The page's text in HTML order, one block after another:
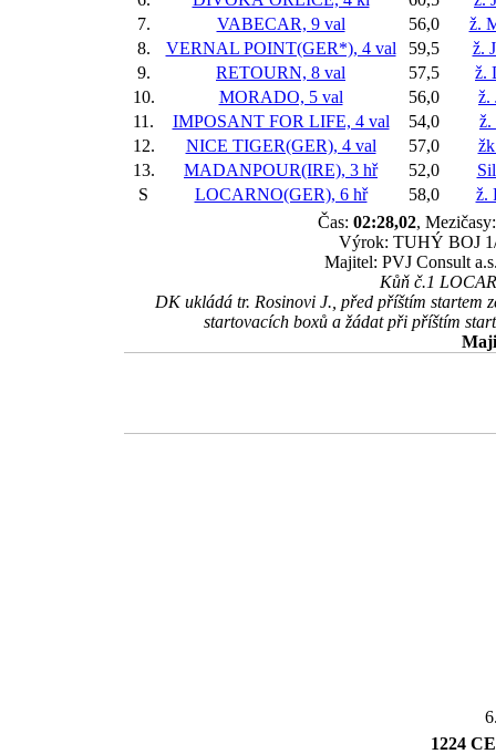
7.
VABECAR, 9 val 56,0
ž.
8.
VERNAL POINT(GER*), 4 val 59,5
ž.
9.
RETOURN, 8 val 57,5
ž.
10.
MORADO, 5 val 56,0
ž.
11.
IMPOSANT FOR LIFE, 4 val 54,0
ž.
12.
NICE TIGER(GER), 4 val 57,0
13.
MADANPOUR(IRE), 3 hř 52,0
S
LOCARNO(GER), 6 hř 58,0
ž.
Čas: 02:28,02,
Výrok: TUHÝ BOJ
Majitel: PVJ Consult
Kůň č.1
DK ukládá tr. Rosinovi J., před příštím startem
startovacích boxů a žádat při příštím
1224